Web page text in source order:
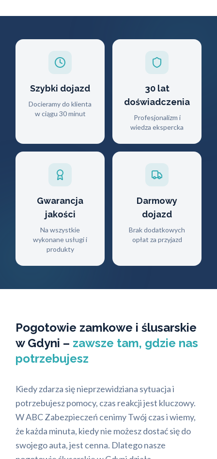
Szybki dojazd
Docieramy do klienta
w ciągu 30 minut
30 lat
doświadczenia
Profesjonalizm i
wiedza ekspercka
Gwarancja
jakości
Na wszystkie
wykonane usługi i
produkty
Darmowy
dojazd
Brak dodatkowych
opłat za przyjazd
Pogotowie zamkowe i ślusarskie
w Gdyni – zawsze tam, gdzie nas
potrzebujesz
Kiedy zdarza się nieprzewidziana sytuacja i
potrzebujesz pomocy, czas reakcji jest kluczowy.
W ABC Zabezpieczeń cenimy Twój czas i wiemy,
że każda minuta, kiedy nie możesz dostać się do
swojego auta, jest cenna. Dlatego nasze